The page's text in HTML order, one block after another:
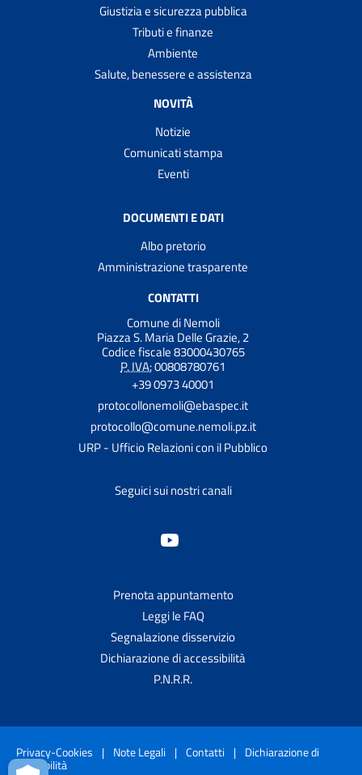
Giustizia e sicurezza pubblica
Tributi e finanze
Ambiente
Salute, benessere e assistenza
NOVITÀ
Notizie
Comunicati stampa
Eventi
DOCUMENTI E DATI
Albo pretorio
Amministrazione trasparente
CONTATTI
Comune di Nemoli
Piazza S. Maria Delle Grazie, 2
Codice fiscale 83000430765
P. IVA:00808780761
+39 0973 40001
protocollonemoli@ebaspec.it
protocollo@comune.nemoli.pz.it
URP - Ufficio Relazioni con il Pubblico
Seguici sui nostri canali
Prenota appuntamento
Leggi le FAQ
Segnalazione disservizio
Dichiarazione di accessibilità
P.N.R.R.
Privacy-Cookies | Note Legali | Contatti | Dichiarazione di
accessibilità